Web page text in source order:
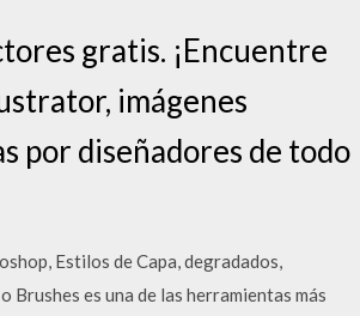
gratis. ¡Encuentre
imágenes
por diseñadores de todo
Estilos de Capa, degradados,
es una de las herramientas más